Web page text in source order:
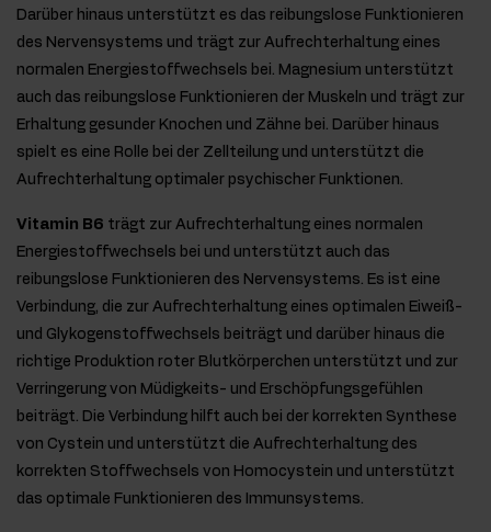
Darüber hinaus unterstützt es das reibungslose Funktionieren
des Nervensystems und trägt zur Aufrechterhaltung eines
normalen Energiestoffwechsels bei. Magnesium unterstützt
auch das reibungslose Funktionieren der Muskeln und trägt zur
Erhaltung gesunder Knochen und Zähne bei. Darüber hinaus
spielt es eine Rolle bei der Zellteilung und unterstützt die
Aufrechterhaltung optimaler psychischer Funktionen.
Vitamin B6 trägt zur Aufrechterhaltung eines normalen
Energiestoffwechsels bei und unterstützt auch das
reibungslose Funktionieren des Nervensystems. Es ist eine
Verbindung, die zur Aufrechterhaltung eines optimalen Eiweiß-
und Glykogenstoffwechsels beiträgt und darüber hinaus die
richtige Produktion roter Blutkörperchen unterstützt und zur
Verringerung von Müdigkeits- und Erschöpfungsgefühlen
beiträgt. Die Verbindung hilft auch bei der korrekten Synthese
von Cystein und unterstützt die Aufrechterhaltung des
korrekten Stoffwechsels von Homocystein und unterstützt
das optimale Funktionieren des Immunsystems.